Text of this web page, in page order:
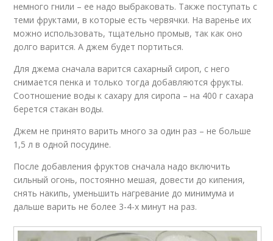
немного гнили – ее надо выбраковать. Также поступать с
теми фруктами, в которые есть червячки. На варенье их
можно использовать, тщательно промыв, так как оно
долго варится. А джем будет портиться.
Для джема сначала варится сахарный сироп, с него
снимается пенка и только тогда добавляются фрукты.
Соотношение воды к сахару для сиропа – на 400 г сахара
берется стакан воды.
Джем не принято варить много за один раз – не больше
1,5 л в одной посудине.
После добавления фруктов сначала надо включить
сильный огонь, постоянно мешая, довести до кипения,
снять накипь, уменьшить нагревание до минимума и
дальше варить не более 3-4-х минут на раз.